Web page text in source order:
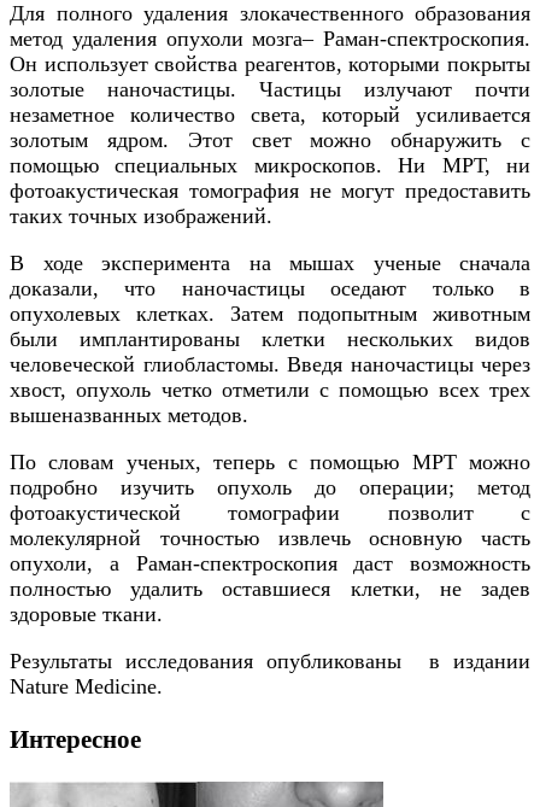
Для полного удаления злокачественного образования
метод удаления опухоли мозга– Раман-спектроскопия.
Он использует свойства реагентов, которыми покрыты
золотые наночастицы. Частицы излучают почти
незаметное количество света, который усиливается
золотым ядром. Этот свет можно обнаружить с
помощью специальных микроскопов. Ни МРТ, ни
фотоакустическая томография не могут предоставить
таких точных изображений.
В ходе эксперимента на мышах ученые сначала
доказали, что наночастицы оседают только в
опухолевых клетках. Затем подопытным животным
были имплантированы клетки нескольких видов
человеческой глиобластомы. Введя наночастицы через
хвост, опухоль четко отметили с помощью всех трех
вышеназванных методов.
По словам ученых, теперь с помощью МРТ можно
подробно изучить опухоль до операции; метод
фотоакустической томографии позволит с
молекулярной точностью извлечь основную часть
опухоли, а Раман-спектроскопия даст возможность
полностью удалить оставшиеся клетки, не задев
здоровые ткани.
Результаты исследования опубликованы в издании
Nature Medicine.
Интересное